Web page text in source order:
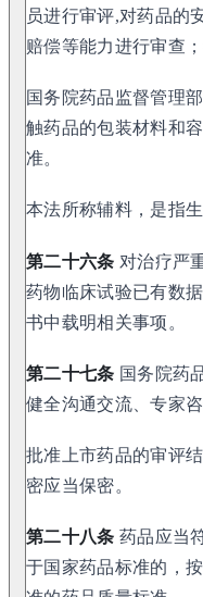
员进行审评,对药品的
赔偿等能力进行审查
国务院药品监督管理
触药品的包装材料和
准。
本法所称辅料，是指
第二十六条 对治疗严
药物临床试验已有数
书中载明相关事项。
第二十七条 国务院药
健全沟通交流、专家
批准上市药品的审评
密应当保密。
第二十八条 药品应当
于国家药品标准的，